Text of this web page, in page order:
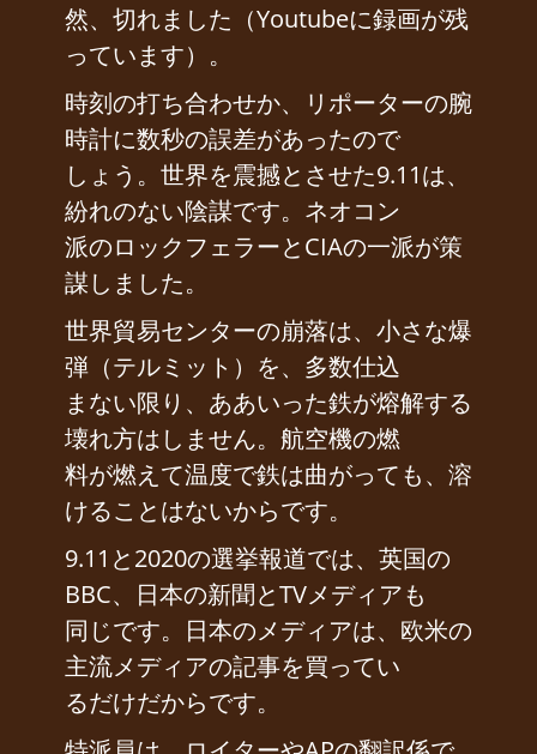
然、切れました（Youtubeに録画が残
っています）。
時刻の打ち合わせか、リポーターの腕
時計に数秒の誤差があったので
しょう。世界を震撼とさせた9.11は、
紛れのない陰謀です。ネオコン
派のロックフェラーとCIAの一派が策
謀しました。
世界貿易センターの崩落は、小さな爆
弾（テルミット）を、多数仕込
まない限り、ああいった鉄が熔解する
壊れ方はしません。航空機の燃
料が燃えて温度で鉄は曲がっても、溶
けることはないからです。
9.11と2020の選挙報道では、英国の
BBC、日本の新聞とTVメディアも
同じです。日本のメディアは、欧米の
主流メディアの記事を買ってい
るだけだからです。